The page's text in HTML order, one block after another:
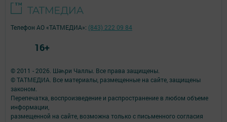
© 2011 - 2026. Шәһри Чаллы. Все права защищены.
© ТАТМЕДИА. Все материалы, размещенные на сайте, защищены
законом.
Перепечатка, воспроизведение и распространение в любом объеме
информации,
размещенной на сайте, возможна только с письменного согласия
Телефон АО «ТАТМЕДИА»: (843) 222 09 84
16+